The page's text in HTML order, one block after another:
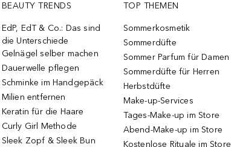
BEAUTY TRENDS
EdP, EdT & Co.: Das sind
die Unterschiede
Gelnägel selber machen
Dauerwelle pflegen
Schminke im Handgepäck
Milien entfernen
Keratin für die Haare
Curly Girl Methode
Sleek Zopf & Sleek Bun
TOP THEMEN
Sommerkosmetik
Sommerdüfte
Sommer Parfum für Damen
Sommerdüfte für Herren
Herbstdüfte
Make-up-Services
Tages-Make-up im Store
Abend-Make-up im Store
Kostenlose Rituale im Store